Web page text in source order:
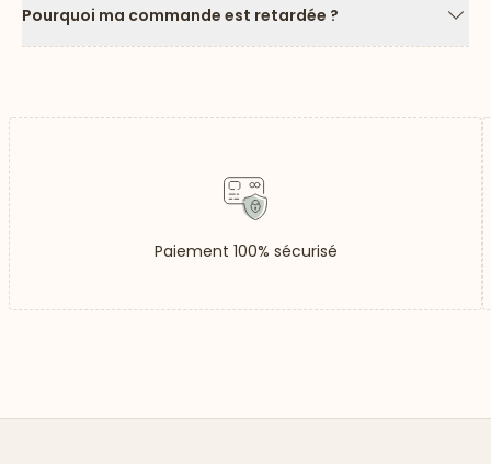
Pourquoi ma commande est retardée ?
Paiement 100% sécurisé